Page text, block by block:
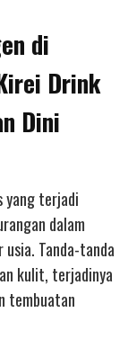
di
Drink
Dini
yang terjadi
dalam
Tanda-tanda
kulit, terjadinya
tembuatan